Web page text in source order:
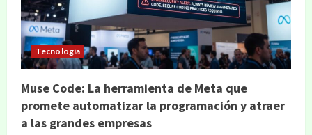
Tecnología
Muse Code: La herramienta de Meta que
promete automatizar la programación y atraer
a las grandes empresas